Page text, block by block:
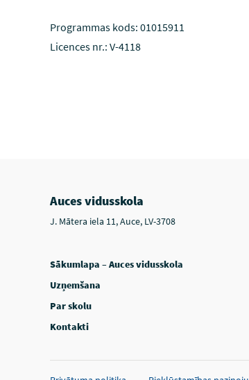
Programmas kods: 01015911
Licences nr.: V-4118
Auces vidusskola
J. Mātera iela 11, Auce, LV-3708
Sākumlapa – Auces vidusskola
Uzņemšana
Par skolu
Kontakti